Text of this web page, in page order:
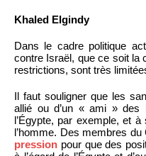
Khaled Elgindy
Dans le cadre politique
contre Israël, que ce soit la
restrictions, sont très
Il faut souligner que les
allié ou d’un « ami » des
l’Égypte, par exemple, et à
l’homme. Des membres
pression pour que des